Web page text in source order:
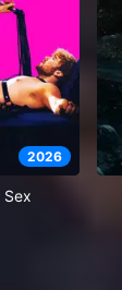
2026
Sex